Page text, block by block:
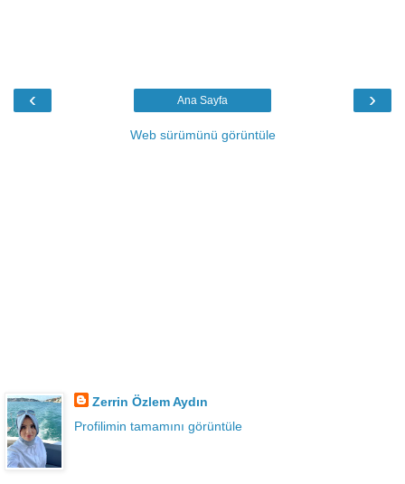
‹ ›
Ana Sayfa
Web sürümünü görüntüle
Zerrin Özlem Aydın
Profilimin tamamını görüntüle